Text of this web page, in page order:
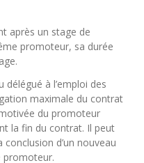
après un stage de
promoteur, sa durée
délégué à l’emploi des
maximale du contrat
du promoteur
la fin du contrat. Il peut
d’un nouveau
promoteur.